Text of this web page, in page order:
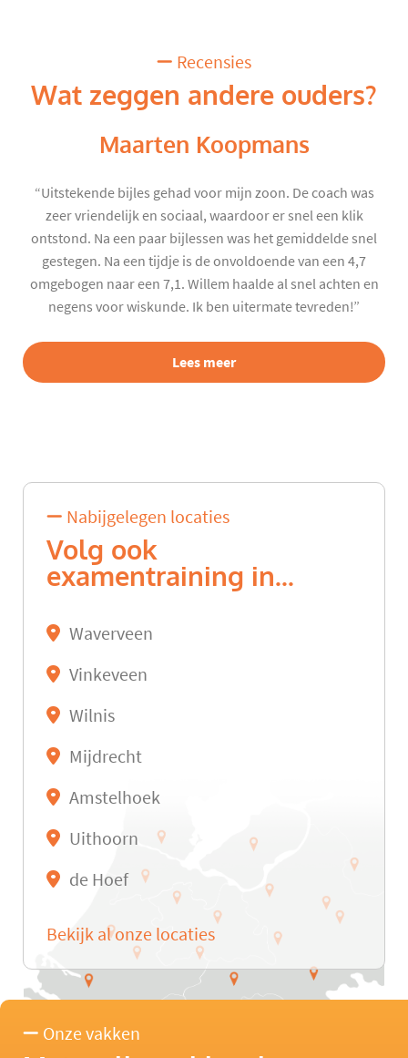
Recensies
Wat zeggen andere ouders?
Maarten Koopmans
“Uitstekende bijles gehad voor mijn zoon. De coach was
zeer vriendelijk en sociaal, waardoor er snel een klik
ontstond. Na een paar bijlessen was het gemiddelde snel
gestegen. Na een tijdje is de onvoldoende van een 4,7
omgebogen naar een 7,1. Willem haalde al snel achten en
negens voor wiskunde. Ik ben uitermate tevreden!”
Lees meer
Nabijgelegen locaties
Volg ook
examentraining in...
Waverveen
Vinkeveen
Wilnis
Mijdrecht
Amstelhoek
Uithoorn
de Hoef
Bekijk al onze locaties
Onze vakken